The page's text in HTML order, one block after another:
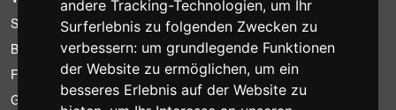
andere Tracking-Technologien, um Ihr
Surferlebnis zu folgenden Zwecken zu
verbessern: um grundlegende Funktionen
der Website zu ermöglichen, um ein
besseres Erlebnis auf der Website zu
Sparpakete
Billiger gefunden?
Finanzierung
Gebrauchtartikel